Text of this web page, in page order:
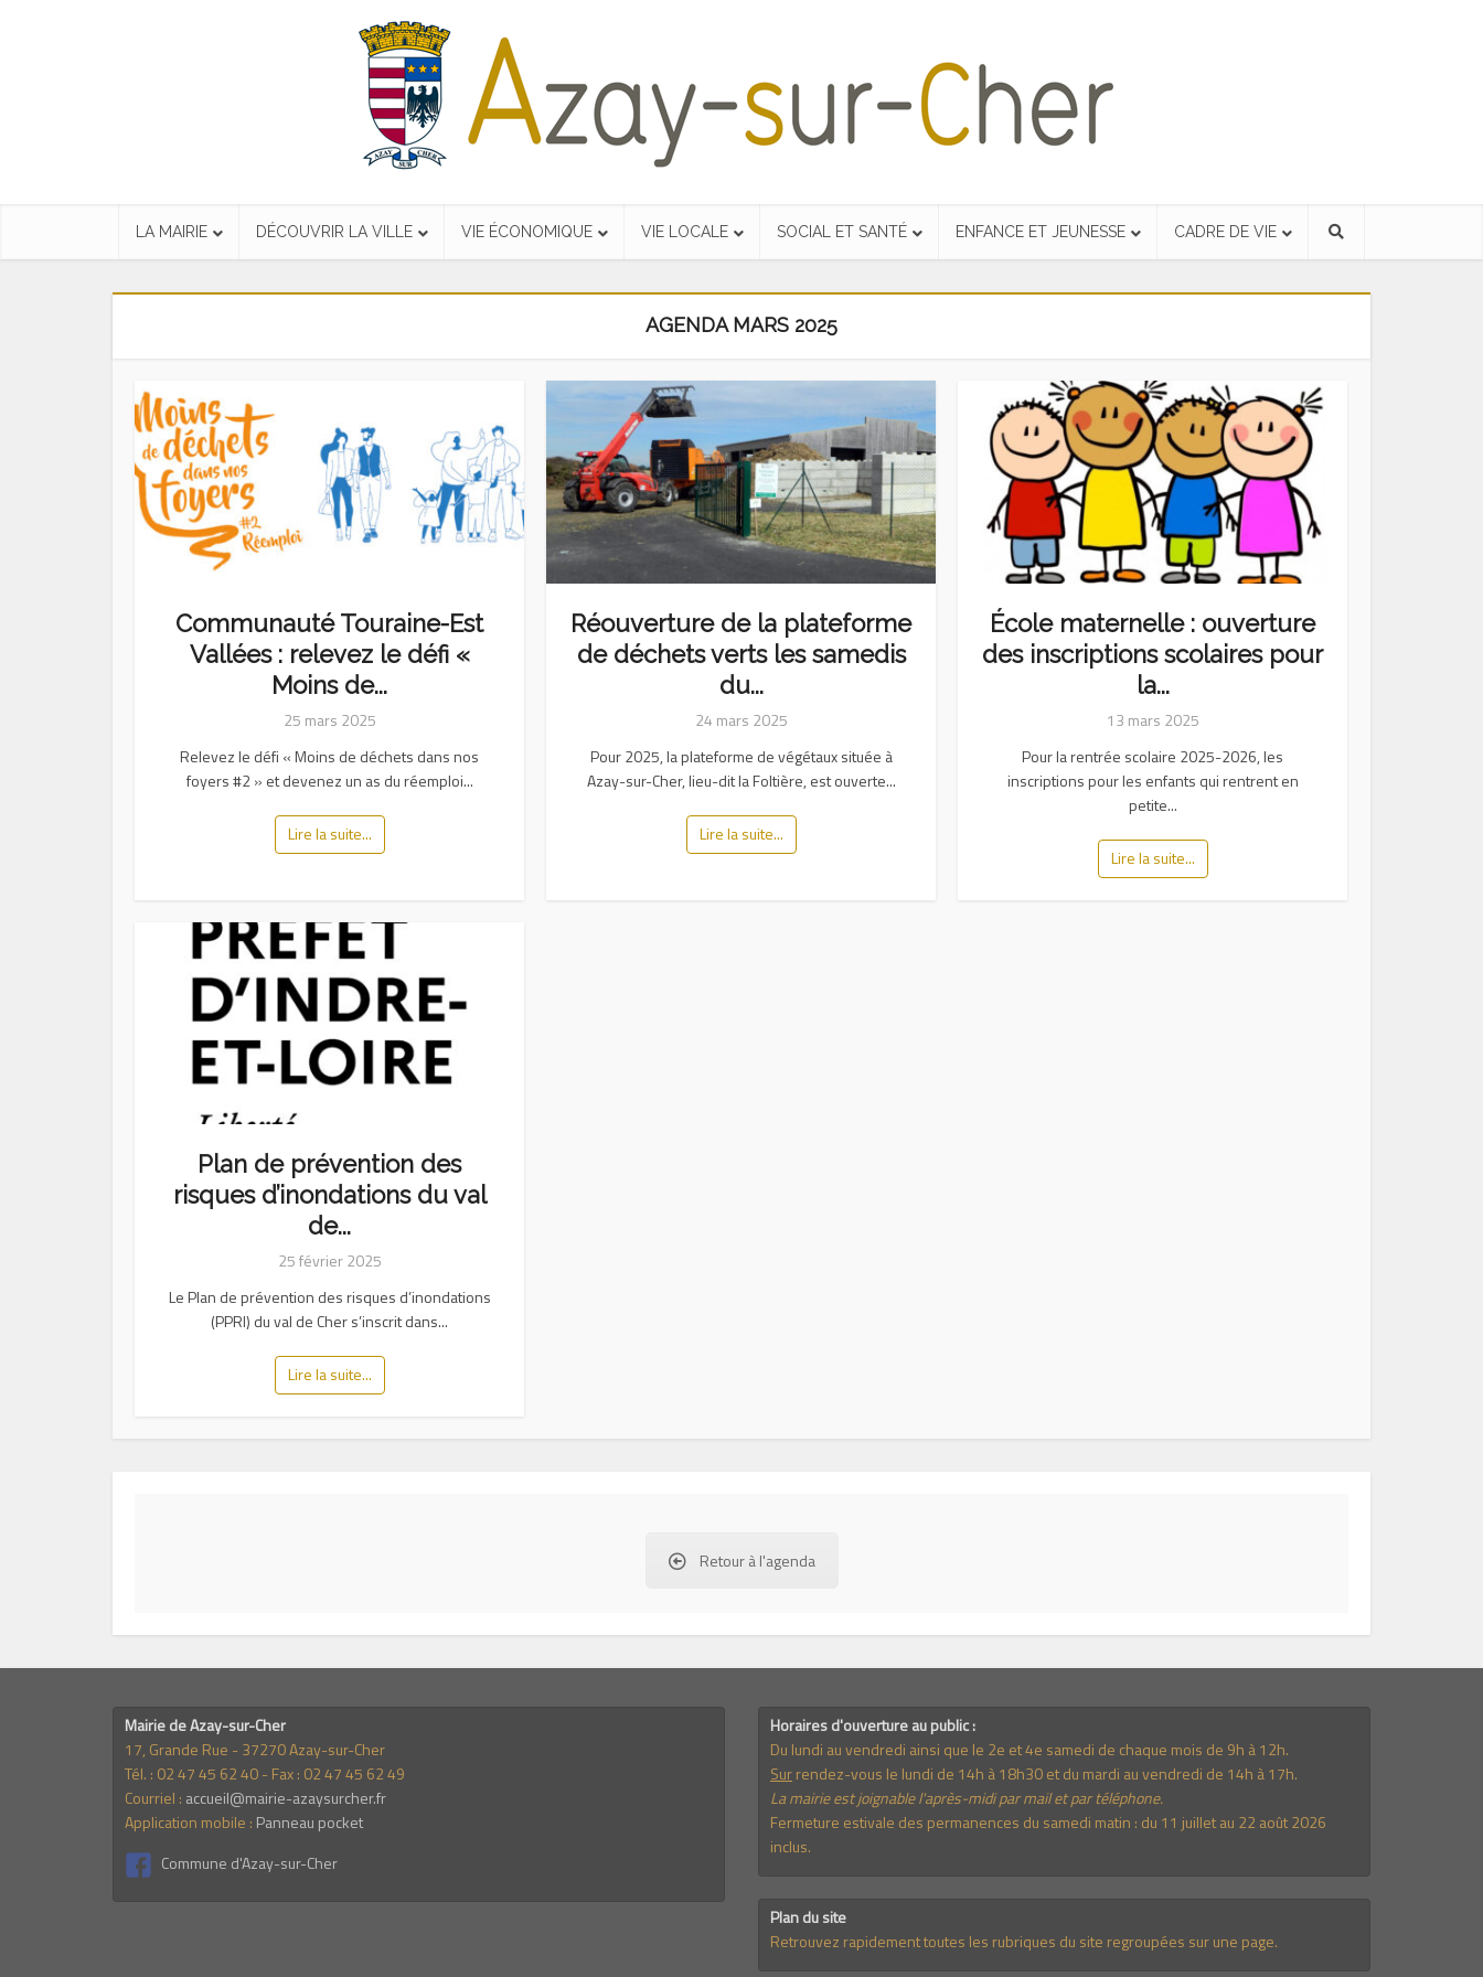
LA MAIRIE DÉCOUVRIR LA VILLE VIE ÉCONOMIQUE VIE LOCALE SOCIAL ET SANTÉ ENFANCE ET JEUNESSE CADRE DE VIE
AGENDA MARS 2025
Communauté Touraine-Est
Vallées : relevez le défi «
Moins de...
25 mars 2025
Relevez le défi « Moins de déchets dans nos
foyers #2 » et devenez un as du réemploi...
Lire la suite...
Réouverture de la plateforme
de déchets verts les samedis
du...
24 mars 2025
Pour 2025, la plateforme de végétaux située à
Azay-sur-Cher, lieu-dit la Foltière, est ouverte...
Lire la suite...
École maternelle : ouverture
des inscriptions scolaires pour
la...
13 mars 2025
Pour la rentrée scolaire 2025-2026, les
inscriptions pour les enfants qui rentrent en
petite...
Lire la suite...
Plan de prévention des
risques d’inondations du val
de...
25 février 2025
Le Plan de prévention des risques d’inondations
(PPRI) du val de Cher s’inscrit dans...
Lire la suite...
Retour à l'agenda
Mairie de Azay-sur-Cher
17, Grande Rue - 37270 Azay-sur-Cher
Tél. : 02 47 45 62 40 - Fax : 02 47 45 62 49
Courriel : accueil@mairie-azaysurcher.fr
Application mobile : Panneau pocket
Commune d'Azay-sur-Cher
Horaires d'ouverture au public :
Du lundi au vendredi ainsi que le 2e et 4e samedi de chaque mois de 9h à 12h.
Surrendez-vous le lundi de 14h à 18h30 et du mardi au vendredi de 14h à 17h.
La mairie est joignable l'après-midi par mail et par téléphone.
Fermeture estivale des permanences du samedi matin : du 11 juillet au 22 août 2026
inclus.
Plan du site
Retrouvez rapidement toutes les rubriques du site regroupées sur une page.